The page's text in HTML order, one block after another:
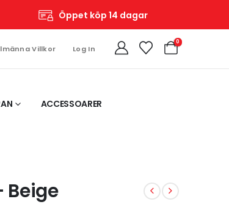
Öppet köp 14 dagar
Villkor Log In
0
ACCESSOARER
Beige